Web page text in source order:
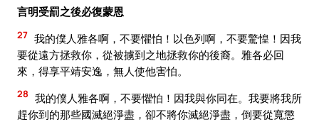
言明受罰之後必復蒙恩
27 我的僕人雅各啊，不要懼怕！以色列啊，不要驚惶！因我
要從遠方拯救你，從被擄到之地拯救你的後裔。雅各必回
來，得享平靖安逸，無人使他害怕。
28 我的僕人雅各啊，不要懼怕！因我與你同在。我要將我所
趕你到的那些國滅絕淨盡，卻不將你滅絕淨盡，倒要從寬懲